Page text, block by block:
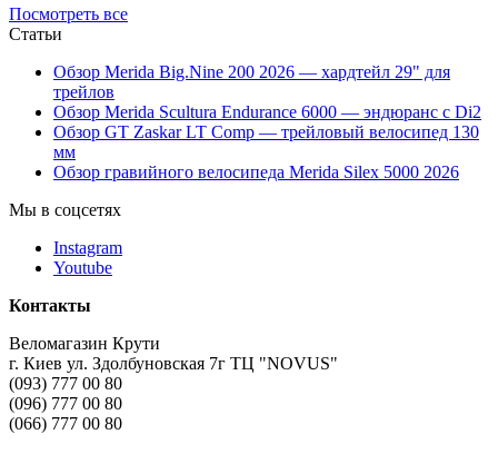
Посмотреть все
Статьи
Обзор Merida Big.Nine 200 2026 — хардтейл 29" для
трейлов
Обзор Merida Scultura Endurance 6000 — эндюранс с Di2
Обзор GT Zaskar LT Comp — трейловый велосипед 130
мм
Обзор гравийного велосипеда Merida Silex 5000 2026
Мы в соцсетях
Instagram
Youtube
Контакты
Веломагазин Крути
г. Киев ул. Здолбуновская 7г ТЦ "NOVUS"
(093) 777 00 80
(096) 777 00 80
(066) 777 00 80